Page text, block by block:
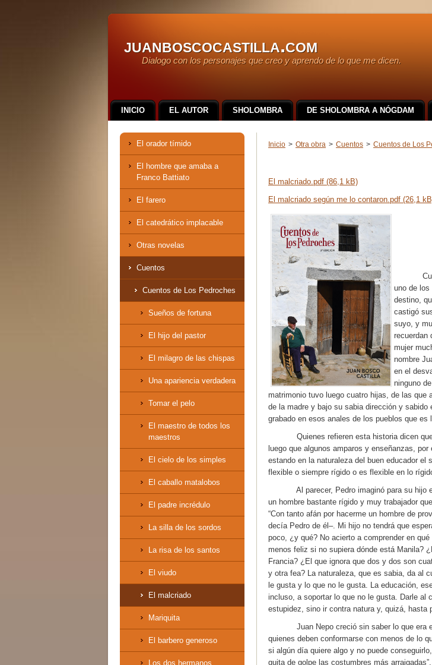
juanboscocastilla.com
Dialogo con los personajes que creo y aprendo de lo que me dicen.
Inicio > Otra obra > Cuentos > Cuentos de Los
El malcriado.pdf (86,1 kB)
El malcriado según me lo contaron.pdf (26,1
uno de los
destino,
castigó
suyo, y
recuerdan
mujer
nombre
en el
ninguno
matrimonio tuvo luego cuatro hijas, de las que
de la madre y bajo su sabia dirección y
grabado en esos anales de los pueblos que es
Quienes refieren esta historia dicen que
luego que algunos amparos y enseñanzas,
estando en la naturaleza del buen educador
flexible o siempre rígido o es flexible en lo
Al parecer, Pedro imaginó para su hijo el
un hombre bastante rígido y muy trabajador
“Con tanto afán por hacerme un hombre de
decía Pedro de él–. Mi hijo no tendrá que
poco, ¿y qué? No acierto a comprender en
menos feliz si no supiera dónde está Manila?
Francia? ¿El que ignora que dos y dos son
y otra fea? La naturaleza, que es sabia, da al
le gusta y lo que no le gusta. La educación,
incluso, a soportar lo que no le gusta. Darle al
estupidez, sino ir contra natura y, quizá, hasta
Juan Nepo creció sin saber lo que era el
quienes deben conformarse con menos de lo
si algún día quiere algo y no puede
quita de golpe las costumbres más
El orador tímido
El hombre que amaba a
Franco Battiato
El farero
El catedrático implacable
Otras novelas
Cuentos
Cuentos de Los Pedroches
Sueños de fortuna
El hijo del pastor
El milagro de las chispas
Una apariencia verdadera
Tomar el pelo
El maestro de todos los
maestros
El cielo de los simples
El caballo matalobos
El padre incrédulo
La silla de los sordos
La risa de los santos
El viudo
El malcriado
Mariquita
El barbero generoso
Los dos hermanos
INICIO EL AUTOR SHOLOMBRA DE SHOLOMBRA A NÓGDAM